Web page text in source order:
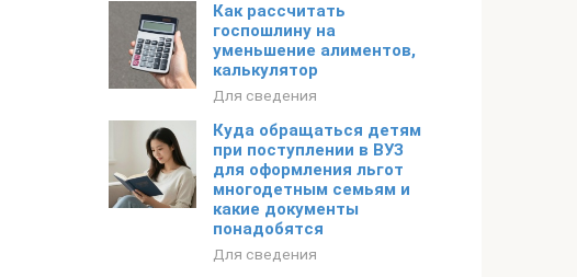
Как рассчитать
госпошлину на
уменьшение алиментов,
калькулятор
Для сведения
Куда обращаться детям
при поступлении в ВУЗ
для оформления льгот
многодетным семьям и
какие документы
понадобятся
Для сведения